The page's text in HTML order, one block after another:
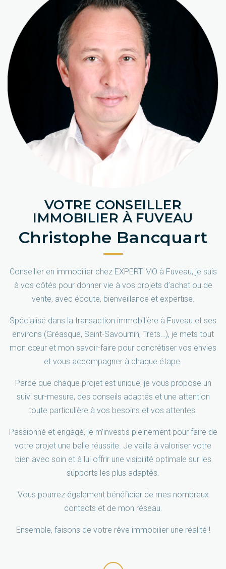
VOTRE CONSEILLER
IMMOBILIER À FUVEAU
Christophe Bancquart
Conseiller en immobilier chez EXPERTIMO à Fuveau, je suis
à vos côtés pour donner vie à vos projets d’achat ou de
vente, avec écoute, bienveillance et expertise.
Spécialisé dans la transaction immobilière à Fuveau et ses
environs (Gréasque, Saint-Savournin, Trets…), je mets tout
mon cœur et mon savoir-faire pour concrétiser vos envies
et vous accompagner à chaque étape.
Parce que chaque projet est unique, je vous propose un
suivi sur-mesure, des conseils adaptés et une attention
toute particulière à vos besoins et vos attentes.
Passionné et engagé, je m’investis pleinement pour faire de
votre projet une belle réussite. Je veille à valoriser votre
bien avec soin et à lui offrir une visibilité optimale sur les
supports les plus adaptés.
Vous pourrez également bénéficier de mes nombreux
contacts et de mon réseau.
Ensemble, faisons de votre rêve immobilier une réalité !